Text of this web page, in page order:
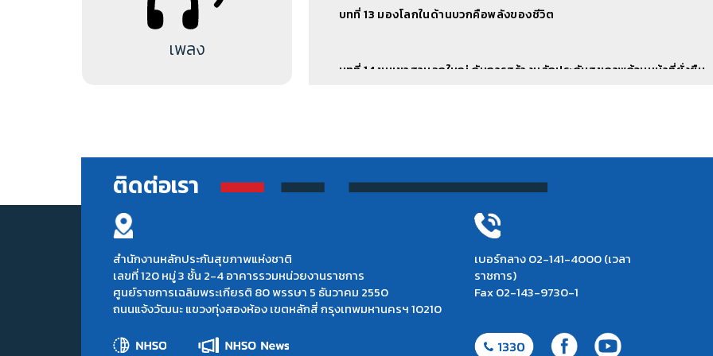
บทที่ 13 มองโลกในด้านบวกคือพลังของชีวิต
บทที่ 14 ขุนเขาสามลูกใหญ่ กับการสร้างหลักประกันสุขภาพถ้วนหน้าที่ยั่งยืน
บทที่ 16 ขอให้ถือประโยชน์ส่วนตนเป็นกิจที่สอง ประโยชน์ของเพื่อนมนุษย์เป็
หนึ่ง
บนเส้นทางสู่หลักประกันสุขภาพถ้วนหน้า บทที่ 1-17 (ฉบับเต็ม)
เพลง
ติดต่อเรา
สำนักงานหลักประกันสุขภาพแห่งชาติ
เลขที่ 120 หมู่ 3 ชั้น 2-4 อาคารรวมหน่วยงานราชการ
ศูนย์ราชการเฉลิมพระเกียรติ 80 พรรษา 5 ธันวาคม 2550
ถนนแจ้งวัฒนะ แขวงทุ่งสองห้อง เขตหลักสี่ กรุงเทพมหานครฯ 10210
เบอร์กลาง 02-141-4000 (เวลา
ราชการ)
Fax 02-143-9730-1